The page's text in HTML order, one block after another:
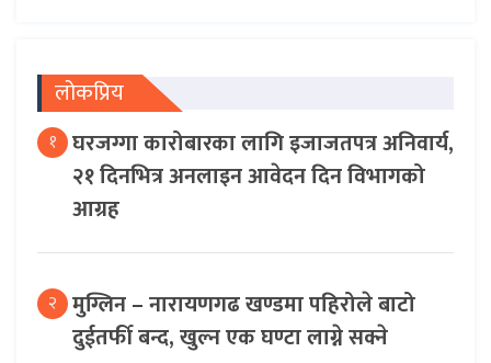
लोकप्रिय
१ घरजग्गा कारोबारका लागि इजाजतपत्र अनिवार्य,
२१ दिनभित्र अनलाइन आवेदन दिन विभागको
आग्रह
२ मुग्लिन – नारायणगढ खण्डमा पहिरोले बाटो
दुईतर्फी बन्द, खुल्न एक घण्टा लाग्ने सक्ने